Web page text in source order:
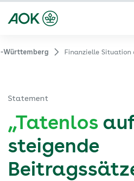
Württemberg Finanzielle
Statement
„Tatenlos
steigende